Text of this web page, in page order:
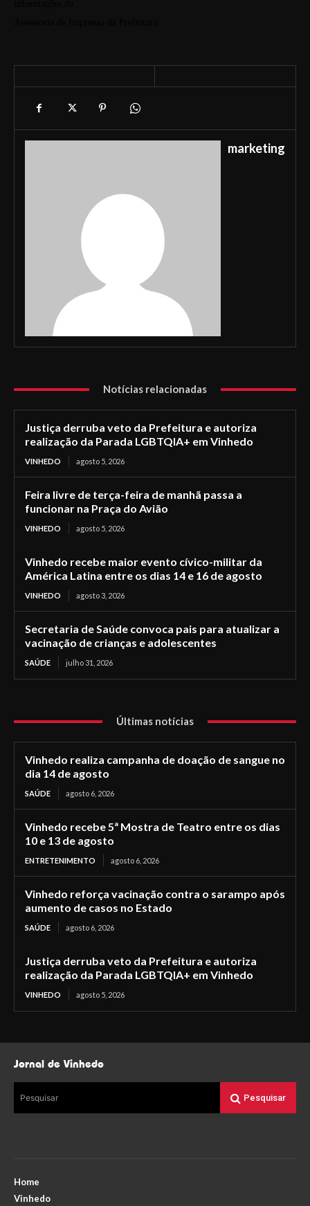
marketing
Notícias relacionadas
Justiça derruba veto da Prefeitura e autoriza
realização da Parada LGBTQIA+ em Vinhedo
VINHEDO agosto 5, 2026
Feira livre de terça-feira de manhã passa a
funcionar na Praça do Avião
VINHEDO agosto 5, 2026
Vinhedo recebe maior evento cívico-militar da
América Latina entre os dias 14 e 16 de agosto
VINHEDO agosto 3, 2026
Secretaria de Saúde convoca pais para atualizar a
vacinação de crianças e adolescentes
SAÚDE julho 31, 2026
Últimas notícias
Vinhedo realiza campanha de doação de sangue no
dia 14 de agosto
SAÚDE agosto 6, 2026
Vinhedo recebe 5ª Mostra de Teatro entre os dias
10 e 13 de agosto
ENTRETENIMENTO agosto 6, 2026
Vinhedo reforça vacinação contra o sarampo após
aumento de casos no Estado
SAÚDE agosto 6, 2026
Justiça derruba veto da Prefeitura e autoriza
realização da Parada LGBTQIA+ em Vinhedo
VINHEDO agosto 5, 2026
Jornal de Vinhedo
Pesquisar Pesquisar
Home
Vinhedo